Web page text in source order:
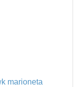
marioneta